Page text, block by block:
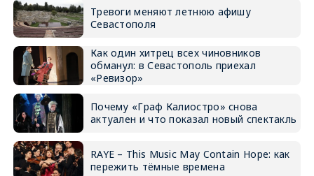
Тревоги меняют летнюю афишу
Севастополя
Как один хитрец всех чиновников
обманул: в Севастополь приехал
«Ревизор»
Почему «Граф Калиостро» снова
актуален и что показал новый спектакль
RAYE – This Music May Contain Hope: как
пережить тёмные времена